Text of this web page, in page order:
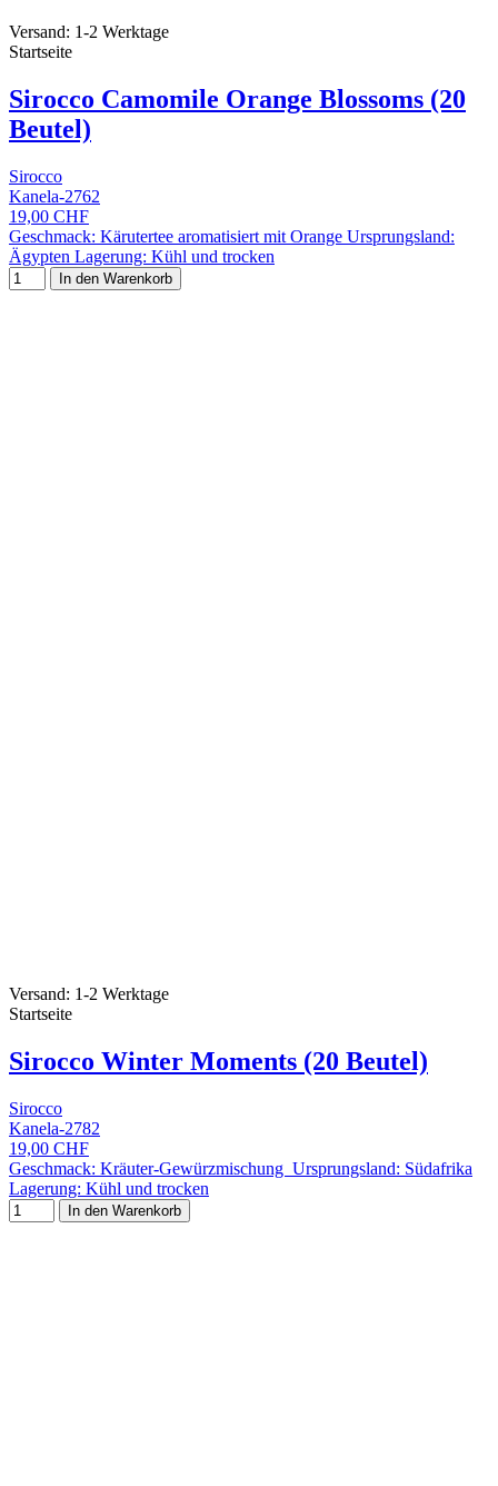
Versand: 1-2 Werktage
Startseite
Sirocco Camomile Orange Blossoms (20
Beutel)
Sirocco
Kanela-2762
19,00 CHF
Geschmack: Kärutertee aromatisiert mit Orange Ursprungsland:
Ägypten Lagerung: Kühl und trocken
In den Warenkorb
Versand: 1-2 Werktage
Startseite
Sirocco Winter Moments (20 Beutel)
Sirocco
Kanela-2782
19,00 CHF
Geschmack: Kräuter-Gewürzmischung Ursprungsland: Südafrika
Lagerung: Kühl und trocken
In den Warenkorb